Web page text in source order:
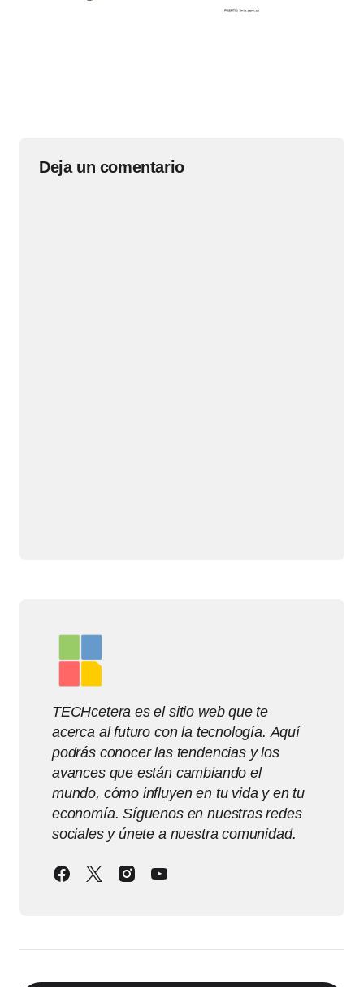
Deja un comentario
TECHcetera es el sitio web que te
acerca al futuro con la tecnología. Aquí
podrás conocer las tendencias y los
avances que están cambiando el
mundo, cómo influyen en tu vida y en tu
economía. Síguenos en nuestras redes
sociales y únete a nuestra comunidad.